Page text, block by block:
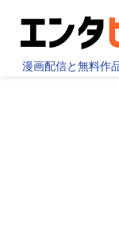
漫画配信と無料作